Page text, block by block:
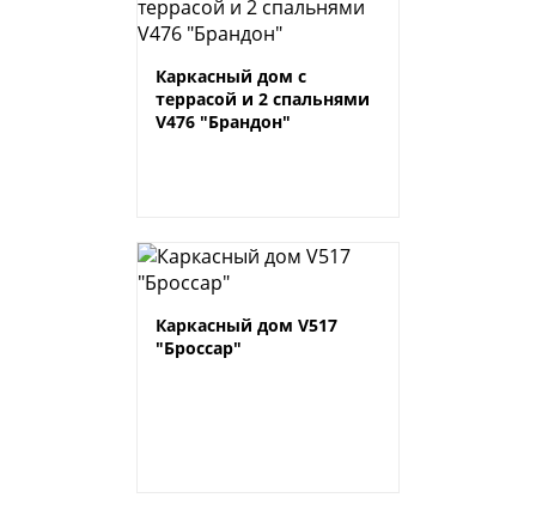
Каркасный дом с
террасой и 2 спальнями
V476 "Брандон"
Каркасный дом V517
"Броссар"